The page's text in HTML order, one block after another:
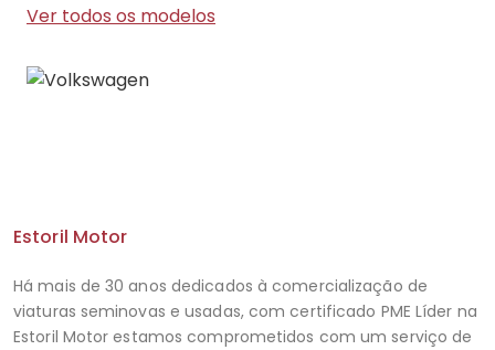
Ver todos os modelos
Estoril Motor
Há mais de 30 anos dedicados à comercialização de
viaturas seminovas e usadas, com certificado PME Líder na
Estoril Motor estamos comprometidos com um serviço de